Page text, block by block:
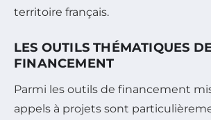
territoire français.
LES OUTILS THÉMATIQUES
FINANCEMENT
Parmi les outils de financement
appels à projets sont